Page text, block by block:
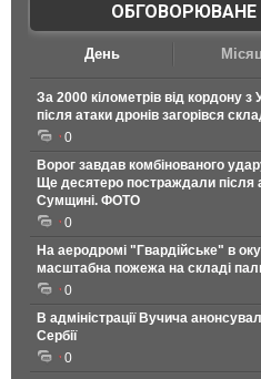
ОБГОВОРЮВАНЕ
День
За 2000 кілометрів від кордону з
після атаки дронів загорівся
0
Ворог завдав комбінованого
Ще десятеро постраждали після
Сумщині. ФОТО
0
На аеродромі "Гвардійське" в
масштабна пожежа на складі
0
В адміністрації Вучича
Сербії
0